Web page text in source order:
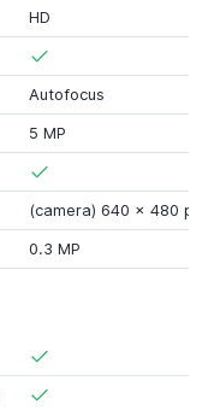
HD
Autofocus
5 MP
(camera) 640 x 480
0.3 MP